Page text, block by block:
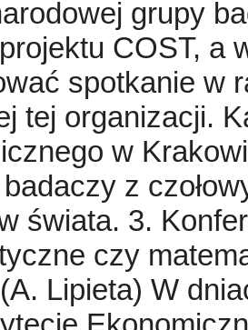
grupy
COST, a
spotkanie w
tej organizacji.
w
z
świata. 3.
czy
Lipieta) W